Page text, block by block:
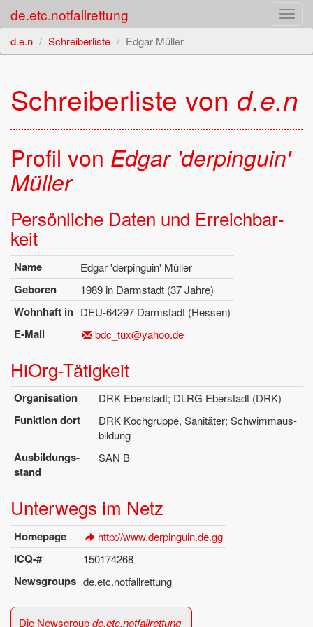
de.etc.notfallrettung
d.e.n Schreiberliste Edgar Müller
Schrei­ber­lis­te von d.e.n
Pro­fil von Edgar 'der­pin­gu­in'
Mül­ler
Per­sön­li­che Daten und Er­reich­bar­
keit
Name Edgar 'der­pin­gu­in' Mül­ler
Ge­bo­ren 1989 in Darm­stadt (37 Jahre)
Wohn­haft in DEU-64297 Darm­stadt (Hes­sen)
E-Mail bdc_​tux@​yahoo.​de
Hi­Org-Tä­tig­keit
Or­ga­ni­sa­ti­on DRK Eber­stadt; DLRG Eber­stadt (DRK)
Funk­ti­on dort
DRK Koch­grup­pe, Sa­ni­tä­ter; Schwimm­aus­
bil­dung
Aus­bil­dungs­
stand
SAN B
Un­ter­wegs im Netz
Home­page http://​www.​derpinguin.​de.​gg
ICQ-# 150174268
News­groups de.​etc.​notfall­ret­tung
Die News­groupde.​etc.​notfall­ret­tung